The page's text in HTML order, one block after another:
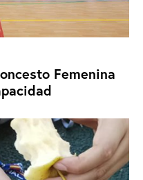
Femenina